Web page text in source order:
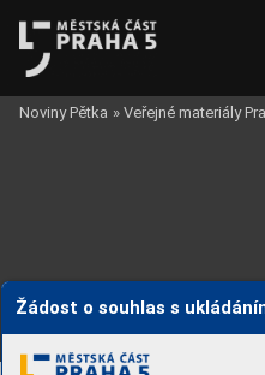
Žádost o souhlas s
Noviny Pětka » Veřejné materiály